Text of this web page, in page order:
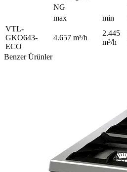
NG
max
min
VTL-
GKO643-
ECO
4.657 m³/h
2.445
m³/h
Benzer Ürünler